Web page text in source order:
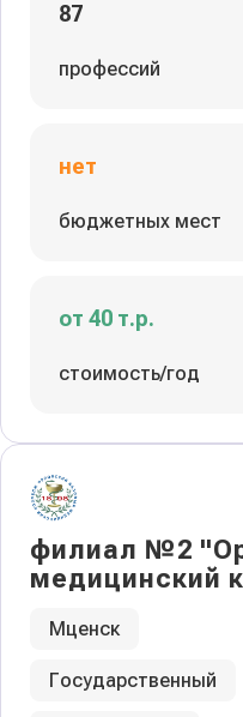
87
профессий
нет
бюджетных мест
от 40 т.р.
стоимость/год
филиал №2
медицинский
Мценск
Государственный